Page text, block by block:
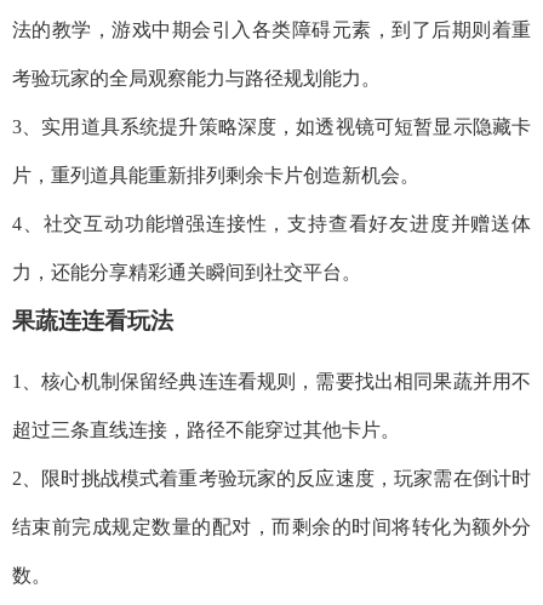
法的教学，游戏中期会引入各类障碍元素，到了后期则着重
考验玩家的全局观察能力与路径规划能力。
3、实用道具系统提升策略深度，如透视镜可短暂显示隐藏卡
片，重列道具能重新排列剩余卡片创造新机会。
4、社交互动功能增强连接性，支持查看好友进度并赠送体
力，还能分享精彩通关瞬间到社交平台。
果蔬连连看玩法
1、核心机制保留经典连连看规则，需要找出相同果蔬并用不
超过三条直线连接，路径不能穿过其他卡片。
2、限时挑战模式着重考验玩家的反应速度，玩家需在倒计时
结束前完成规定数量的配对，而剩余的时间将转化为额外分
数。